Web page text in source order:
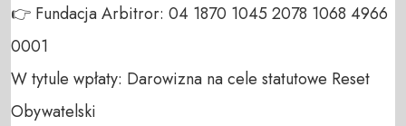
👉 Fundacja Arbitror: 04 1870 1045 2078 1068 4966
0001
W tytule wpłaty: Darowizna na cele statutowe Reset
Obywatelski